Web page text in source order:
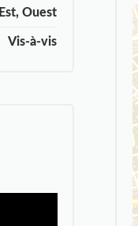
Est, Ouest
Vis-à-vis